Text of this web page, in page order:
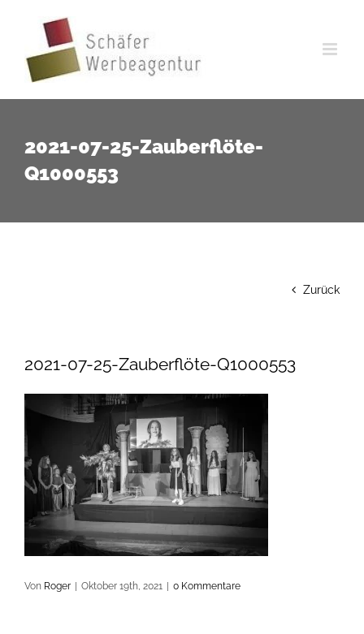
springen
2021-07-25-Zauberflöte-
Q1000553
Zurück
2021-07-25-Zauberflöte-Q1000553
Von Roger Oktober 19th, 2021 0 Kommentare